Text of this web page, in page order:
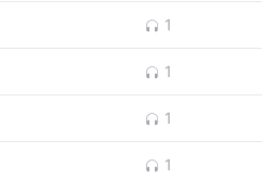
1
1
1
1